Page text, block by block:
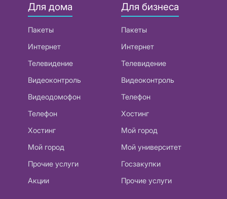
Для дома
Пакеты
Интернет
Телевидение
Видеоконтроль
Видеодомофон
Телефон
Хостинг
Мой город
Прочие услуги
Акции
Для бизнеса
Пакеты
Интернет
Телевидение
Видеоконтроль
Телефон
Хостинг
Мой город
Мой университет
Госзакупки
Прочие услуги